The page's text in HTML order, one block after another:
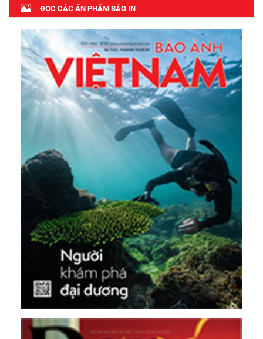
ĐỌC CÁC ẤN PHẨM BÁO IN